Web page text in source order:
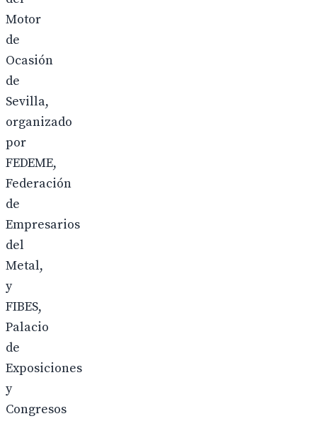
Motor
de
Ocasión
de
Sevilla,
organizado
por
FEDEME,
Federación
de
Empresarios
del
Metal,
y
FIBES,
Palacio
de
Exposiciones
y
Congresos